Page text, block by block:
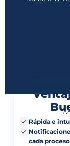
Rápida e
cada proceso